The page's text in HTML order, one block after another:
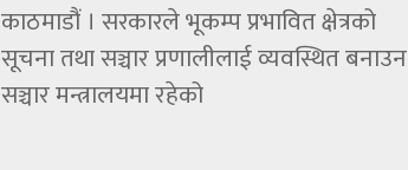
काठमाडौं । सरकारले भूकम्प प्रभावित क्षेत्रको
सूचना तथा सञ्चार प्रणालीलाई व्यवस्थित बनाउन
सञ्चार मन्त्रालयमा रहेको